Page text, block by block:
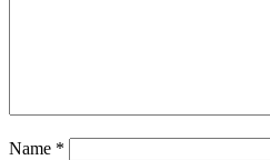
Name *